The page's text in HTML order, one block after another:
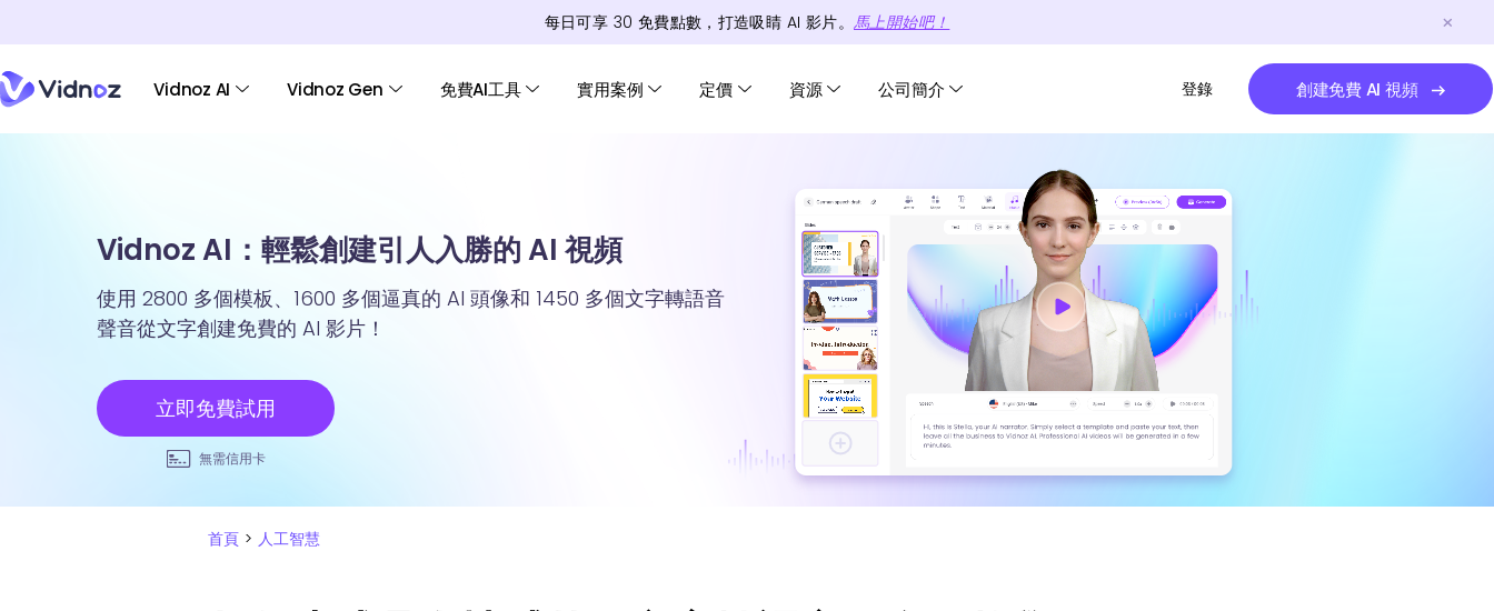
每日可享 30 免費點數 ，打造吸睛 AI 影片。馬上開始吧！
Vidnoz AI Vidnoz Gen 免費AI工具 實用案例 定價 資源 公司簡介 登錄 創建免費 AI 視頻
Vidnoz AI：輕鬆創建引人入勝的 AI 視頻
使用 2800 多個模板、1600 多個逼真的 AI 頭像和 1450 多個文字轉語音
聲音從文字創建免費的 AI 影片！
立即免費試用
無需信用卡
首頁 > 人工智慧